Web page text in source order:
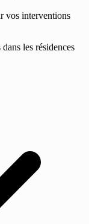
vos interventions
les résidences